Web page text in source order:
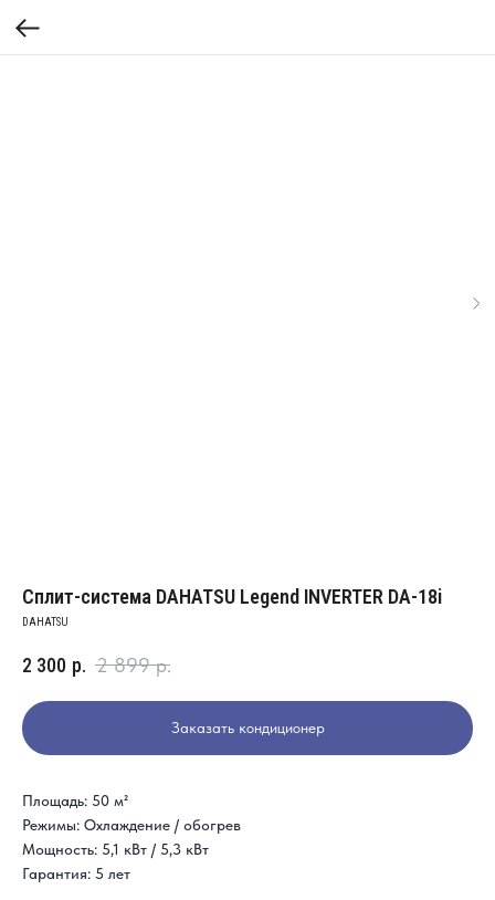
Сплит-система DAHATSU Legend INVERTER DA-18i
DAHATSU
2 300 р. 2 899 р.
Заказать кондиционер
Площадь: 50 м²
Режимы: Охлаждение / обогрев
Мощность: 5,1 кВт / 5,3 кВт
Гарантия: 5 лет